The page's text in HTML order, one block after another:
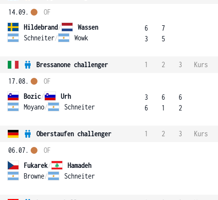
14.09.
Hildebrand/
Wassen
Schneiter/ Wowk
OF
6
3
7
5
Bressanone challenger 1 2 3
Kurs
17.08.
Bozic/
Urh
Moyano/ Schneiter
OF
3
6
6
1
6
2
Oberstaufen challenger 1 2 3
Kurs
06.07.
Fukarek/
Hamadeh
Browne/ Schneiter
OF